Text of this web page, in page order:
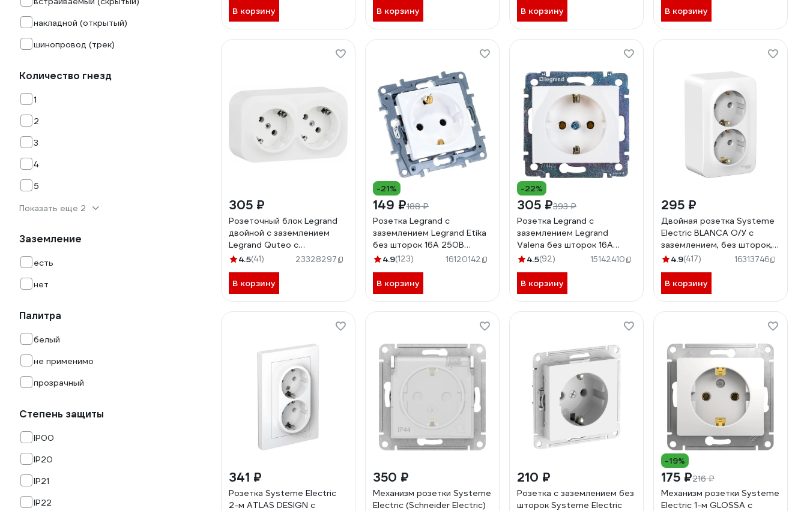
накладной (открытый)
шинопровод (трек)
Количество гнезд
1
2
3
4
5
Показать еще 2
Заземление
есть
нет
Палитра
белый
не применимо
прозрачный
Степень защиты
IP00
IP20
IP21
IP22
В корзину В корзину
шторками IP20 16А 250В
винтовые зажимы
накладной монтаж белый
В корзину В корзину
305 ₽
Розеточный блок Legrand
двойной с заземлением
Legrand Quteo с
предварительным
IP20 16А 250В винтовые
зажимы накладной монтаж
белый 782233
4.5(41) 23328297
В корзину
-21%
149 ₽188 ₽
Розетка Legrand с
заземлением Legrand Etika
без шторок 16А 250В
винтовые зажимы белый
4.9(123) 16120142
В корзину
-22%
305 ₽393 ₽
Розетка Legrand с
заземлением Legrand
Valena без шторок 16А
250В винтовые зажимы
4.5(92) 15142410
В корзину
295 ₽
Двойная розетка Systeme
Electric BLANCA О/У с
заземлением, без шторок,
БЕЛЫЙ BLNRA010201
4.9(417) 16313746
В корзину
341 ₽
Розетка Systeme Electric
2-м ATLAS DESIGN с
350 ₽
Механизм розетки Systeme
Electric (Schneider Electric)
210 ₽
Розетка с заземлением без
шторок Systeme Electric
-19%
175 ₽216 ₽
Механизм розетки Systeme
Electric 1-м GLOSSA с